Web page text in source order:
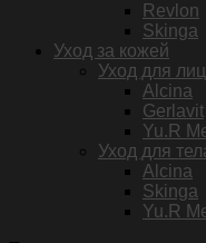
Revlon
Skinga
Уход за кожей
Уход для
Alcina
Gerlavit
Yu.R
Уход для
Alcina
Skinga
Yu.R